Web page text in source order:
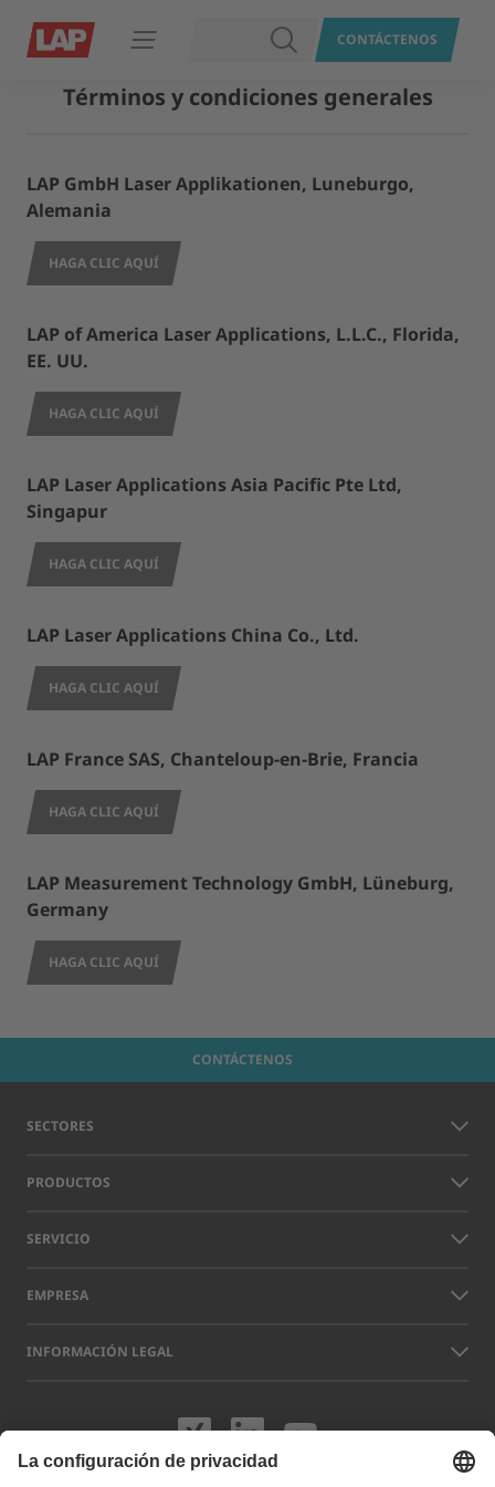
Abrir navegación BUSCARCONTÁCTENOS
Términos y condiciones generales
LAP GmbH Laser Applikationen, Luneburgo,
Alemania
HAGA CLIC AQUÍ
LAP of America Laser Applications, L.L.C., Florida,
EE. UU.
HAGA CLIC AQUÍ
LAP Laser Applications Asia Pacific Pte Ltd,
Singapur
HAGA CLIC AQUÍ
LAP Laser Applications China Co., Ltd.
HAGA CLIC AQUÍ
LAP France SAS, Chanteloup-en-Brie, Francia
HAGA CLIC AQUÍ
LAP Measurement Technology GmbH, Lüneburg,
Germany
HAGA CLIC AQUÍ
CONTÁCTENOS
SECTORES
PRODUCTOS
SERVICIO
EMPRESA
INFORMACIÓN LEGAL
Visítenos en XING
Visítenos en
Visítenos